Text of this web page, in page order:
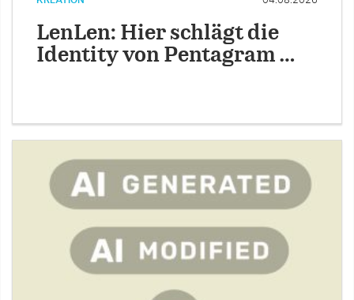
LenLen: Hier schlägt die
Identity von Pentagram …